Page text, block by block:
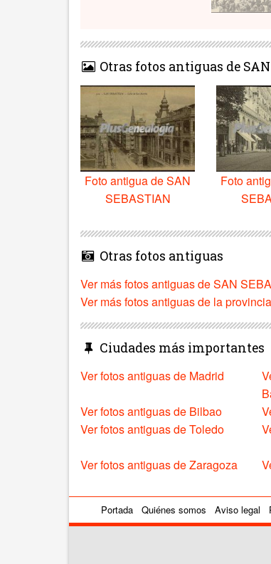
Otras fotos antiguas de
Foto antigua de SAN
SEBASTIAN
Foto
Otras fotos antiguas
Ver más fotos antiguas de SAN
Ver más fotos antiguas de la
Ciudades más importantes
Ver fotos antiguas de Madrid
Ver fotos antiguas de Bilbao
Ver fotos antiguas de Toledo
Ver fotos antiguas de Zaragoza
Portada Quiénes somos Aviso legal